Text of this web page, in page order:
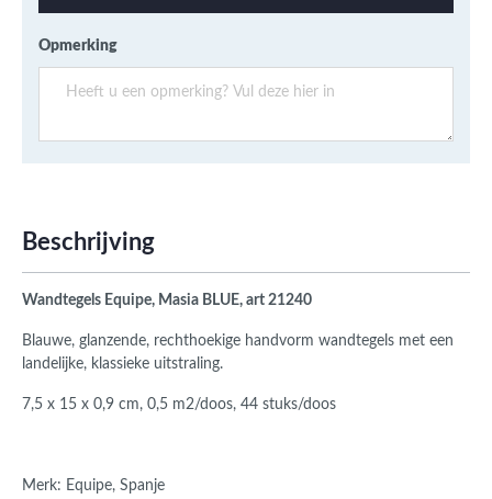
Opmerking
Beschrijving
Wandtegels Equipe, Masia BLUE, art 21240
Blauwe, glanzende, rechthoekige handvorm wandtegels met een
landelijke, klassieke uitstraling.
7,5 x 15 x 0,9 cm, 0,5 m2/doos, 44 stuks/doos
Merk: Equipe, Spanje